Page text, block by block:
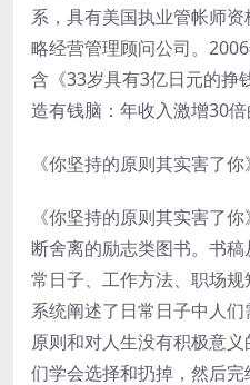
系，具有美国执业管帐师
略经营管理顾问公司。
含《33岁具有3亿日元的挣
造有钱脑：年收入激增30倍
《你坚持的原则其实害了你
《你坚持的原则其实害了
断舍离的励志类图书。书
常日子、工作方法、职场规
系统阐述了日常日子中人
原则和对人生没有积极意
们学会选择和扔掉，然后